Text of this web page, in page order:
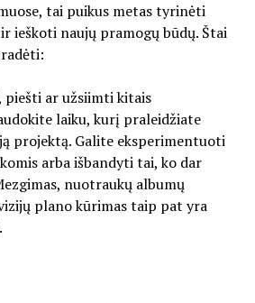
tai puikus metas tyrinėti
ieškoti naujų pramogų būdų. Štai
piešti ar užsiimti kitais
laiku, kurį praleidžiate
projektą. Galite eksperimentuoti
arba išbandyti tai, ko dar
nuotraukų albumų
plano kūrimas taip pat yra